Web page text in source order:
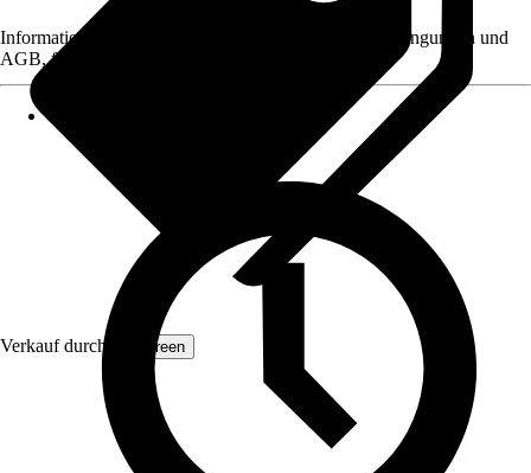
Verkauf durch: BioGreen
Informationen des Verkäufers, wie z. B. Rückgabebedingungen und
AGB, finden Sie bei Klick auf den Verkäufernamen.